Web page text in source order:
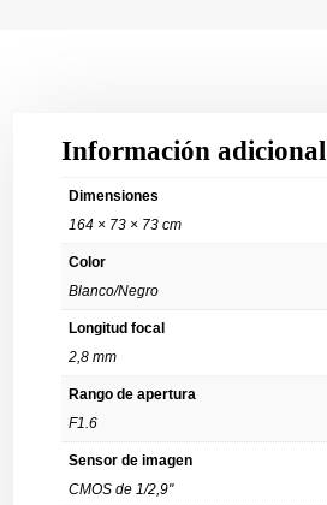
Información adicional
Dimensiones
164 × 73 × 73 cm
Color
Blanco/Negro
Longitud focal
2,8 mm
Rango de apertura
F1.6
Sensor de imagen
CMOS de 1/2,9"